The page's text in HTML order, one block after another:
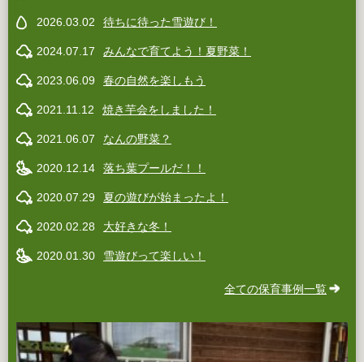
2026.03.02 待ちに待った雪遊び！
2024.07.17 みんなで育てよう！夏野菜！
2023.06.09 春の自然を楽しもう
2021.11.12 焼き芋会をしました！
2021.06.07 なんの野菜？
2020.12.14 落ち葉プールだ！！
2020.07.29 夏の遊びが始まったよ！
2020.02.28 大好きな冬！
2020.01.30 雪遊びって楽しい！
全ての保育事例一覧